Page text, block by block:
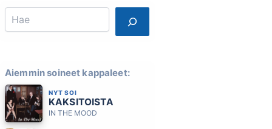
Search
Aiemmin soineet kappaleet:
NYT SOI
KAKSITOISTA
IN THE MOOD